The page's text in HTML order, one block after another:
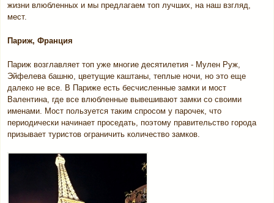
жизни влюбленных и мы предлагаем топ лучших, на наш взгляд,
мест.
Париж, Франция
Париж возглавляет топ уже многие десятилетия - Мулен Руж,
Эйфелева башню, цветущие каштаны, теплые ночи, но это еще
далеко не все. В Париже есть бесчисленные замки и мост
Валентина, где все влюбленные вывешивают замки со своими
именами. Мост пользуется таким спросом у парочек, что
периодически начинает проседать, поэтому правительство города
призывает туристов ограничить количество замков.